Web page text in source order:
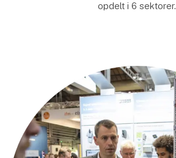
opdelt i 6 sektorer.